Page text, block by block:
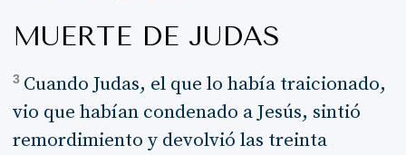
MUERTE DE JUDAS
3 Cuando Judas, el que lo había traicionado,
vio que habían condenado a Jesús, sintió
remordimiento y devolvió las treinta